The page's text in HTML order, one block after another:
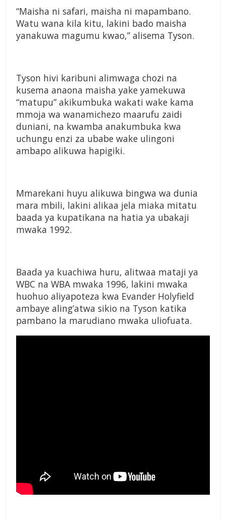
“Maisha ni safari, maisha ni mapambano.
Watu wana kila kitu, lakini bado maisha
yanakuwa magumu kwao,” alisema Tyson.
Tyson hivi karibuni alimwaga chozi na
kusema anaona maisha yake yamekuwa
“matupu” akikumbuka wakati wake kama
mmoja wa wanamichezo maarufu zaidi
duniani, na kwamba anakumbuka kwa
uchungu enzi za ubabe wake ulingoni
ambapo alikuwa hapigiki.
Mmarekani huyu alikuwa bingwa wa dunia
mara mbili, lakini alikaa jela miaka mitatu
baada ya kupatikana na hatia ya ubakaji
mwaka 1992.
Baada ya kuachiwa huru, alitwaa mataji ya
WBC na WBA mwaka 1996, lakini mwaka
huohuo aliyapoteza kwa Evander Holyfield
ambaye aling’atwa sikio na Tyson katika
pambano la marudiano mwaka uliofuata.